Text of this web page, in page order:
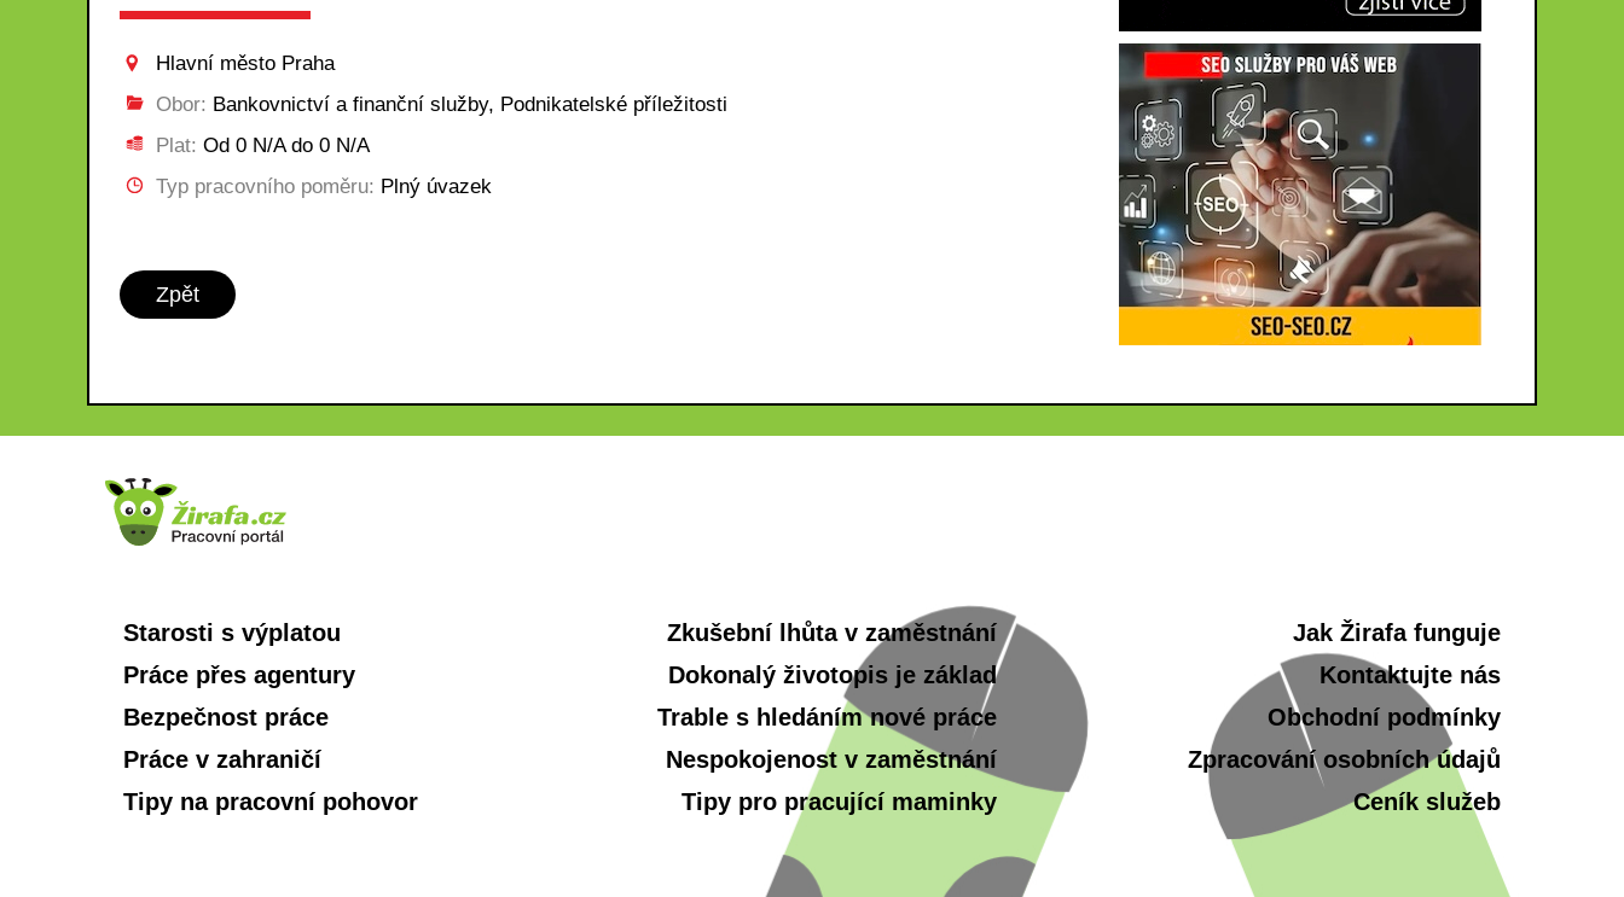
Hlavní město Praha
Obor: Bankovnictví a finanční služby, Podnikatelské příležitosti
Plat: Od 0 N/A do 0 N/A
Typ pracovního poměru: Plný úvazek
Zpět
Starosti s výplatou
Práce přes agentury
Bezpečnost práce
Práce v zahraničí
Tipy na pracovní pohovor
Zkušební lhůta v zaměstnání
Dokonalý životopis je základ
Trable s hledáním nové práce
Nespokojenost v zaměstnání
Tipy pro pracující maminky
Jak Žirafa funguje
Kontaktujte nás
Obchodní podmínky
Zpracování osobních údajů
Ceník služeb